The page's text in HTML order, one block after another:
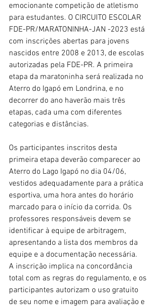
emocionante competição de atletismo
para estudantes. O CIRCUITO ESCOLAR
FDE-PR/MARATONINHA-JAN -2023 está
com inscrições abertas para jovens
nascidos entre 2008 e 2013, de escolas
autorizadas pela FDE-PR. A primeira
etapa da maratoninha será realizada no
Aterro do Igapó em Londrina, e no
decorrer do ano haverão mais três
etapas, cada uma com diferentes
categorias e distâncias.
Os participantes inscritos desta
primeira etapa deverão comparecer ao
Aterro do Lago Igapó no dia 04/06,
vestidos adequadamente para a prática
esportiva, uma hora antes do horário
marcado para o início da corrida. Os
professores responsáveis devem se
identificar à equipe de arbitragem,
apresentando a lista dos membros da
equipe e a documentação necessária.
A inscrição implica na concordância
total com as regras do regulamento, e os
participantes autorizam o uso gratuito
de seu nome e imagem para avaliação e